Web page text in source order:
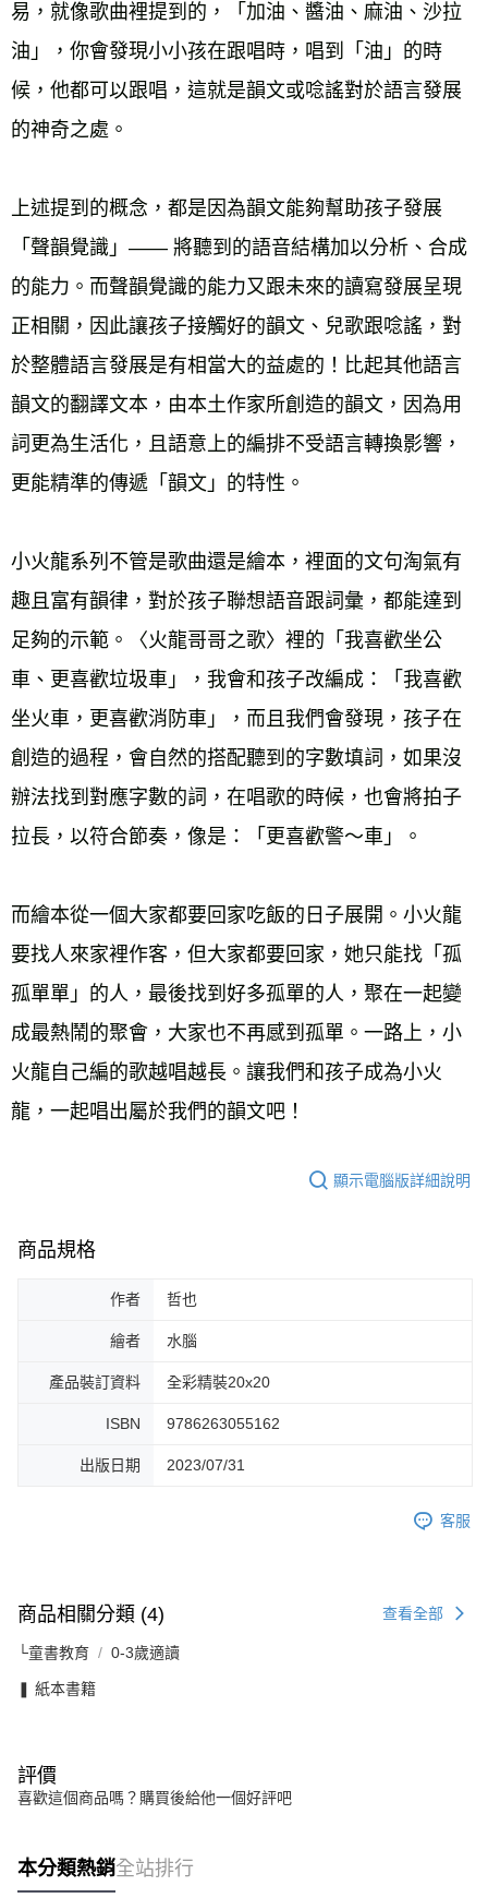
易，就像歌曲裡提到的，「加油、醬油、麻油、沙拉
油」，你會發現小小孩在跟唱時，唱到「油」的時
候，他都可以跟唱，這就是韻文或唸謠對於語言發展
的神奇之處。
上述提到的概念，都是因為韻文能夠幫助孩子發展
「聲韻覺識」—— 將聽到的語音結構加以分析、合成
的能力。而聲韻覺識的能力又跟未來的讀寫發展呈現
正相關，因此讓孩子接觸好的韻文、兒歌跟唸謠，對
於整體語言發展是有相當大的益處的！比起其他語言
韻文的翻譯文本，由本土作家所創造的韻文，因為用
詞更為生活化，且語意上的編排不受語言轉換影響，
更能精準的傳遞「韻文」的特性。
小火龍系列不管是歌曲還是繪本，裡面的文句淘氣有
趣且富有韻律，對於孩子聯想語音跟詞彙，都能達到
足夠的示範。〈火龍哥哥之歌〉裡的「我喜歡坐公
車、更喜歡垃圾車」，我會和孩子改編成：「我喜歡
坐火車，更喜歡消防車」，而且我們會發現，孩子在
創造的過程，會自然的搭配聽到的字數填詞，如果沒
辦法找到對應字數的詞，在唱歌的時候，也會將拍子
拉長，以符合節奏，像是：「更喜歡警～車」。
而繪本從一個大家都要回家吃飯的日子展開。小火龍
要找人來家裡作客，但大家都要回家，她只能找「孤
孤單單」的人，最後找到好多孤單的人，聚在一起變
成最熱鬧的聚會，大家也不再感到孤單。一路上，小
火龍自己編的歌越唱越長。讓我們和孩子成為小火
龍，一起唱出屬於我們的韻文吧！
顯示電腦版詳細說明
商品規格
作者 哲也
繪者 水腦
產品裝訂資料 全彩精裝20x20
ISBN 9786263055162
出版日期 2023/07/31
客服
商品相關分類 (4) 查看全部
└童書教育 0-3歲適讀
❚ 紙本書籍
評價
喜歡這個商品嗎？購買後給他一個好評吧
本分類熱銷全站排行